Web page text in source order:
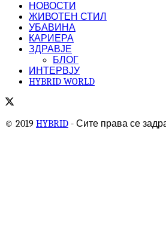
НОВОСТИ
ЖИВОТЕН СТИЛ
УБАВИНА
КАРИЕРА
ЗДРАВЈЕ
БЛОГ
ИНТЕРВЈУ
HYBRID WORLD
© 2019 HYBRID - Сите права се